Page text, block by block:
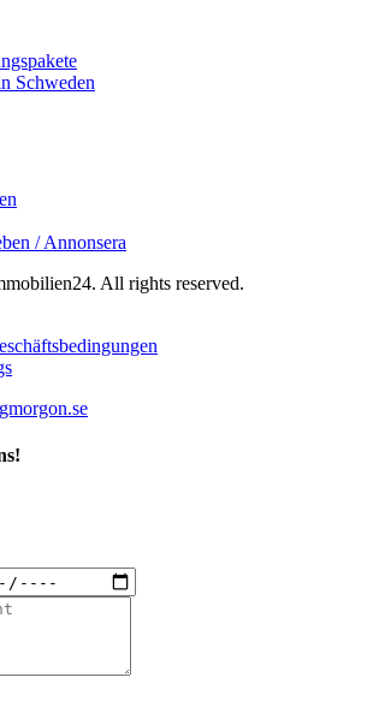
Schweden
/ Annonsera
All rights reserved.